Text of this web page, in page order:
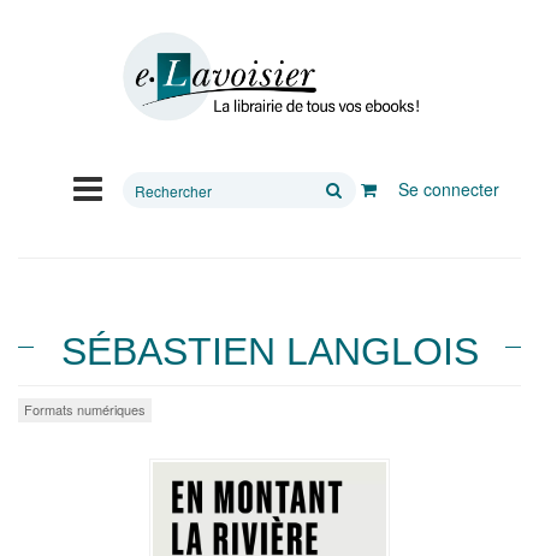
Rechercher
Se connecter
SÉBASTIEN LANGLOIS
Formats numériques